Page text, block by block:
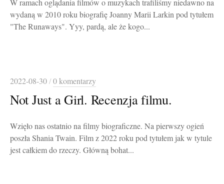
W ramach oglądania filmów o muzykach trafiliśmy niedawno na
wydaną w 2010 roku biografię Joanny Marii Larkin pod tytułem
"The Runaways". Yyy, pardą, ale że kogo...
2022-08-30/0 komentarzy
Not Just a Girl. Recenzja filmu.
Wzięło nas ostatnio na filmy biograficzne. Na pierwszy ogień
poszła Shania Twain. Film z 2022 roku pod tytułem jak w tytule
jest całkiem do rzeczy. Główną bohat...